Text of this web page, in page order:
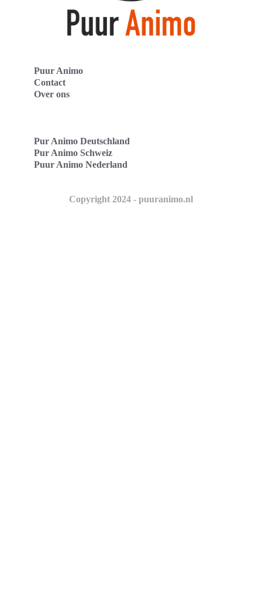
Puur Animo
Contact
Over ons
Pur Animo Deutschland
Pur Animo Schweiz
Puur Animo Nederland
Copyright 2024 - puuranimo.nl